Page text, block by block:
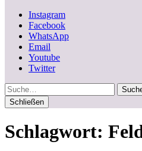
Instagram
Facebook
WhatsApp
Email
Youtube
Twitter
Suche
Schließen
Schlagwort: